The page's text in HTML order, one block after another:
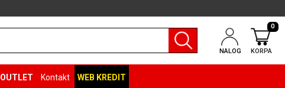
NALOG KORPA
0
OUTLET Kontakt WEB KREDIT